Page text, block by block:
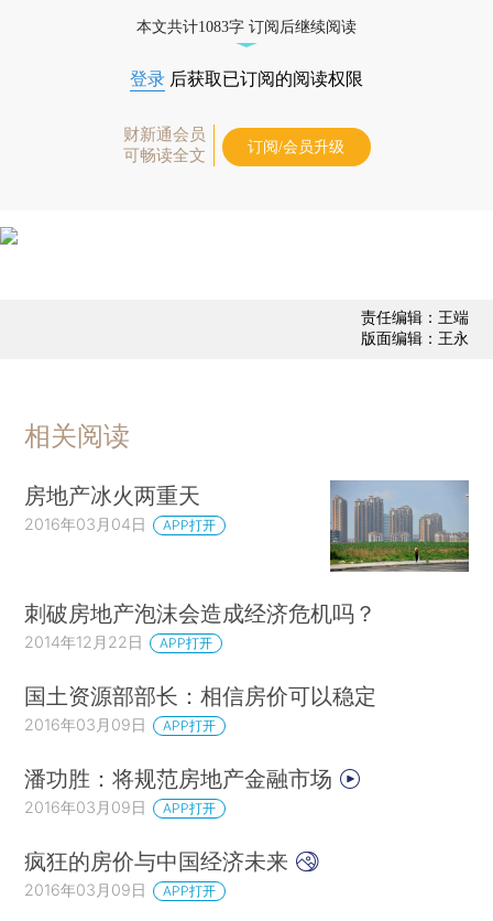
本文共计1083字 订阅后继续阅读
登录 后获取已订阅的阅读权限
财新通会员
可畅读全文
订阅/会员升级
责任编辑：王端
版面编辑：王永
相关阅读
房地产冰火两重天
2016年03月04日 APP打开
刺破房地产泡沫会造成经济危机吗？
2014年12月22日 APP打开
国土资源部部长：相信房价可以稳定
2016年03月09日 APP打开
潘功胜：将规范房地产金融市场
2016年03月09日 APP打开
疯狂的房价与中国经济未来
2016年03月09日 APP打开